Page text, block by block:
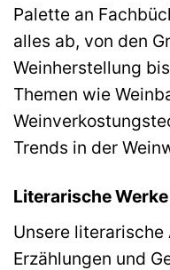
Palette an
alles ab, von den
Weinherstellung
Themen wie
Trends in der
Literarische
Unsere literarische
Erzählungen und